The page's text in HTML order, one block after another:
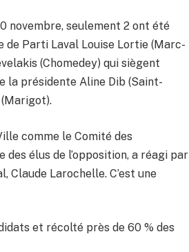
novembre, seulement 2 ont été
de Parti Laval Louise Lortie (Marc-
(Chomedey) qui siègent
la présidente Aline Dib (Saint-
comme le Comité des
élus de l’opposition, a réagi par
Larochelle. C’est une
et récolté près de 60 % des